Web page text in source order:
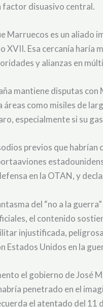
factor disuasivo central.
Marruecos es un
XVII. Esa cercanía haría
y alianzas en
mantiene disputas
como misiles de
especialmente si su
previos que
en la OTAN, y
del “no a la guerra”
el contenido
injustificada,
Estados Unidos en la
el gobierno de José
penetrado en el
el atentado del 11